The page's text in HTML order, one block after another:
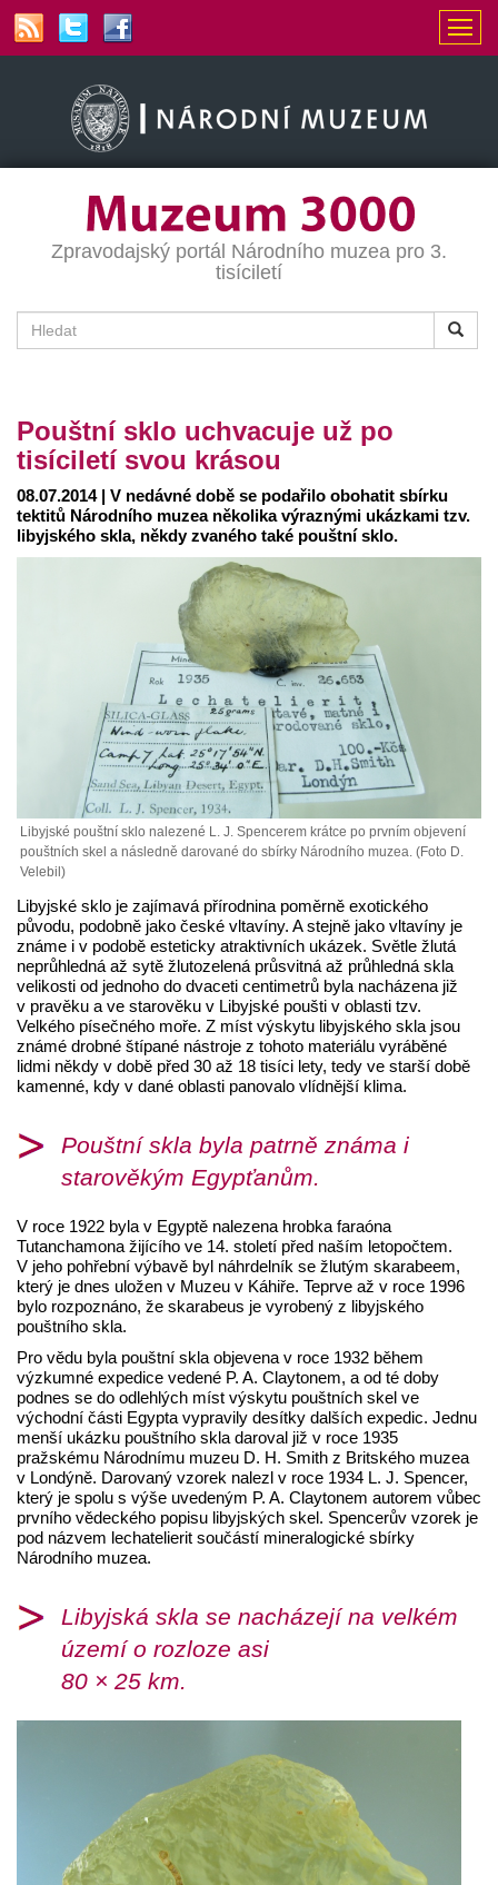
Zpravodajský portál Národního muzea pro 3.
tisíciletí
Pouštní sklo uchvacuje už po
tisíciletí svou krásou
08.07.2014 | V nedávné době se podařilo obohatit sbírku
tektitů Národního muzea několika výraznými ukázkami tzv.
libyjského skla, někdy zvaného také pouštní sklo.
Libyjské pouštní sklo nalezené L. J. Spencerem krátce po prvním objevení
pouštních skel a následně darované do sbírky Národního muzea. (Foto D.
Velebil)
Libyjské sklo je zajímavá přírodnina poměrně exotického
původu, podobně jako české vltavíny. A stejně jako vltavíny je
známe i v podobě esteticky atraktivních ukázek. Světle žlutá
neprůhledná až sytě žlutozelená průsvitná až průhledná skla
velikosti od jednoho do dvaceti centimetrů byla nacházena již
v pravěku a ve starověku v Libyjské poušti v oblasti tzv.
Velkého písečného moře. Z míst výskytu libyjského skla jsou
známé drobné štípané nástroje z tohoto materiálu vyráběné
lidmi někdy v době před 30 až 18 tisíci lety, tedy ve starší době
kamenné, kdy v dané oblasti panovalo vlídnější klima.
Pouštní skla byla patrně známa i
starověkým Egypťanům.
V roce 1922 byla v Egyptě nalezena hrobka faraóna
Tutanchamona žijícího ve 14. století před naším letopočtem.
V jeho pohřební výbavě byl náhrdelník se žlutým skarabeem,
který je dnes uložen v Muzeu v Káhiře. Teprve až v roce 1996
bylo rozpoznáno, že skarabeus je vyrobený z libyjského
pouštního skla.
Pro vědu byla pouštní skla objevena v roce 1932 během
výzkumné expedice vedené P. A. Claytonem, a od té doby
podnes se do odlehlých míst výskytu pouštních skel ve
východní části Egypta vypravily desítky dalších expedic. Jednu
menší ukázku pouštního skla daroval již v roce 1935
pražskému Národnímu muzeu D. H. Smith z Britského muzea
v Londýně. Darovaný vzorek nalezl v roce 1934 L. J. Spencer,
který je spolu s výše uvedeným P. A. Claytonem autorem vůbec
prvního vědeckého popisu libyjských skel. Spencerův vzorek je
pod názvem lechatelierit součástí mineralogické sbírky
Národního muzea.
Libyjská skla se nacházejí na velkém
území o rozloze asi
80 × 25 km.